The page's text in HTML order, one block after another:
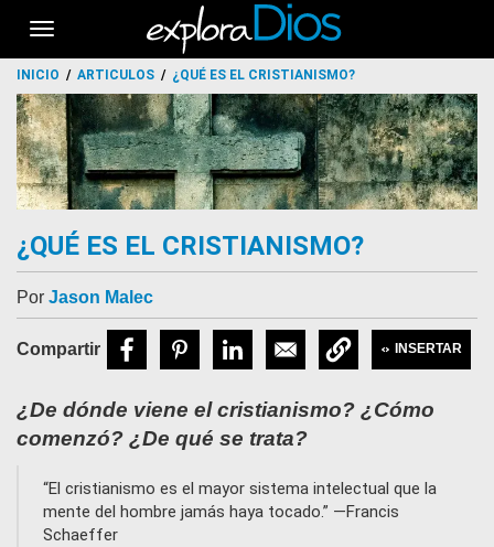
Toggle
navigation
INICIO ARTICULOS ¿QUÉ ES EL CRISTIANISMO?
¿QUÉ ES EL CRISTIANISMO?
Por Jason Malec
INSERTAR
¿De dónde viene el cristianismo? ¿Cómo
comenzó? ¿De qué se trata?
El cristianismo es el mayor sistema intelectual que la
mente del hombre jamás haya tocado.
Francis
Schaeffer